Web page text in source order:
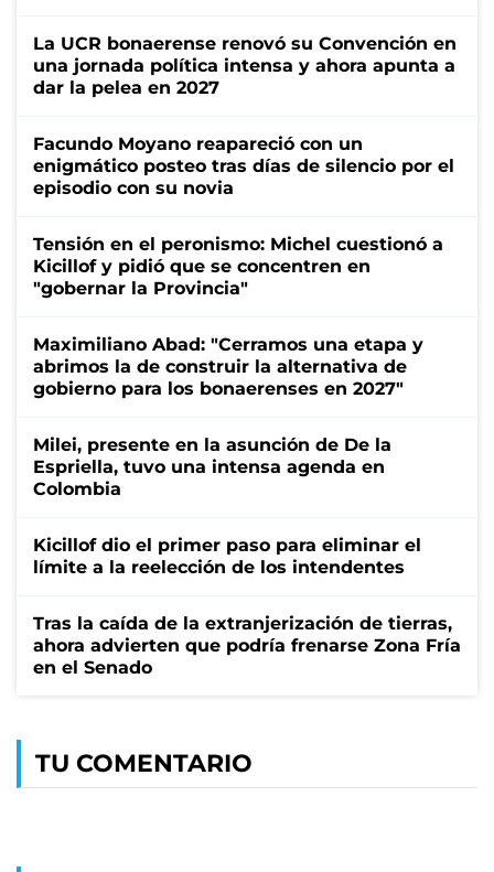
La UCR bonaerense renovó su Convención en
una jornada política intensa y ahora apunta a
dar la pelea en 2027
Facundo Moyano reapareció con un
enigmático posteo tras días de silencio por el
episodio con su novia
Tensión en el peronismo: Michel cuestionó a
Kicillof y pidió que se concentren en
"gobernar la Provincia"
Maximiliano Abad: "Cerramos una etapa y
abrimos la de construir la alternativa de
gobierno para los bonaerenses en 2027"
Milei, presente en la asunción de De la
Espriella, tuvo una intensa agenda en
Colombia
Kicillof dio el primer paso para eliminar el
límite a la reelección de los intendentes
Tras la caída de la extranjerización de tierras,
ahora advierten que podría frenarse Zona Fría
en el Senado
TU COMENTARIO